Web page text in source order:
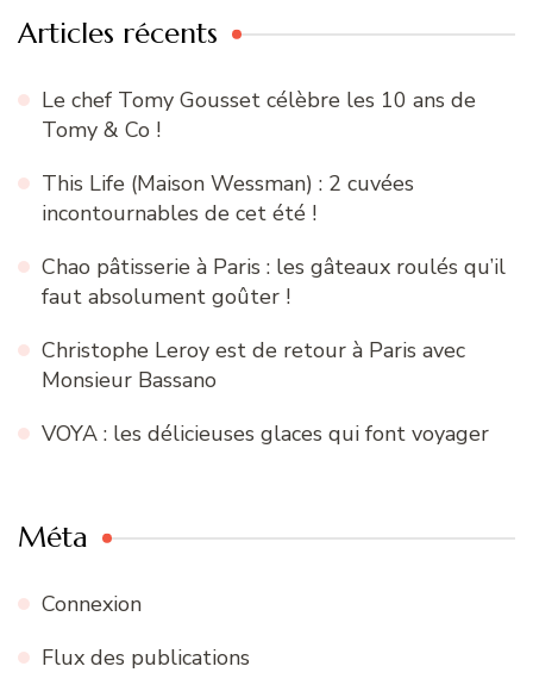
Articles récents
Le chef Tomy Gousset célèbre les 10 ans de
Tomy & Co !
This Life (Maison Wessman) : 2 cuvées
incontournables de cet été !
Chao pâtisserie à Paris : les gâteaux roulés qu’il
faut absolument goûter !
Christophe Leroy est de retour à Paris avec
Monsieur Bassano
VOYA : les délicieuses glaces qui font voyager
Méta
Connexion
Flux des publications